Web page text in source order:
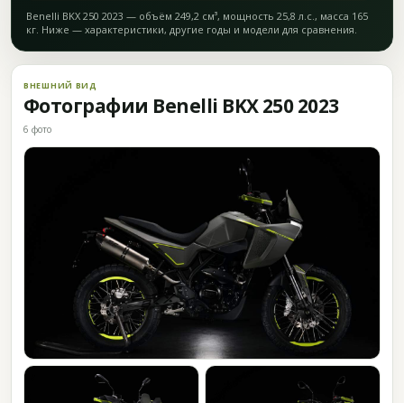
Benelli BKX 250 2023 — объём 249,2 см³, мощность 25,8 л.с., масса 165
кг. Ниже — характеристики, другие годы и модели для сравнения.
ВНЕШНИЙ ВИД
Фотографии Benelli BKX 250 2023
6 фото